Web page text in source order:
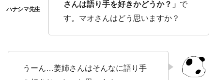
さんは語り手を好きかどうか？」 で
す。マオさんはどう思いますか？
うーん…姜姉さんはそんなに語り手